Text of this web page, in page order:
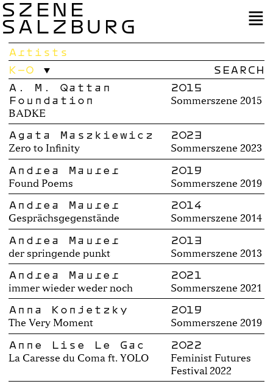
SZENE
SALZBURG
Artists
K–O
A. M. Qattan
Foundation
BADKE
2015
Sommerszene 2015
Agata Maszkiewicz
Zero to Infinity
2023
Sommerszene 2023
Andrea Maurer
Found Poems
2019
Sommerszene 2019
Andrea Maurer
Gesprächsgegenstände
2014
Sommerszene 2014
Andrea Maurer
der springende punkt
2013
Sommerszene 2013
Andrea Maurer
immer wieder weder noch
2021
Sommerszene 2021
Anna Konjetzky
The Very Moment
2019
Sommerszene 2019
Anne Lise Le Gac
La Caresse du Coma ft. YOLO
2022
Feminist Futures
Festival 2022